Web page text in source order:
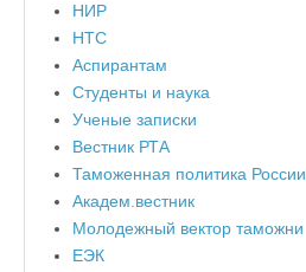
НИР
НТС
Аспирантам
Студенты и наука
Ученые записки
Вестник РТА
Таможенная политика России
Академ.вестник
Молодежный вектор таможни
ЕЭК